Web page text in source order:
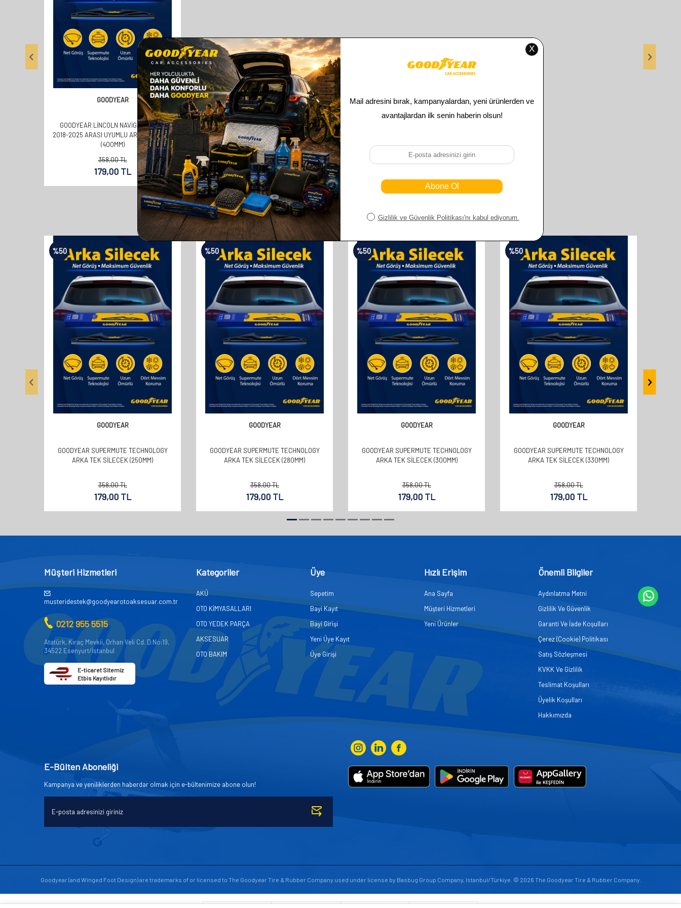
GOODYEAR
GOODYEAR LINCOLN NAVIGATOR SUV
2018-2025 ARASI UYUMLU ARKA SILECEK
(400MM)
358,00TL
179,00 TL
Benzer ürünler
%50
GOODYEAR
GOODYEAR SUPERMUTE TECHNOLOGY
ARKA TEK SİLECEK (250MM)
358,00TL
179,00 TL
%50
GOODYEAR
GOODYEAR SUPERMUTE TECHNOLOGY
ARKA TEK SİLECEK (280MM)
358,00TL
179,00 TL
%50
GOODYEAR
GOODYEAR SUPERMUTE TECHNOLOGY
ARKA TEK SİLECEK (300MM)
358,00TL
179,00 TL
%50
GOODYEAR
GOODYEAR SUPERMUTE TECHNOLOGY
ARKA TEK SİLECEK (330MM)
358,00TL
179,00 TL
Müşteri Hizmetleri
musteridestek@goodyearotoaksesuar.com.tr
0212 955 5515
Atatürk, Kıraç Mevkii, Orhan Veli Cd. D:No:19,
34522 Esenyurt/İstanbul
E-ticaret Sitemiz
Etbis Kayıtlıdır
Kategoriler
AKÜ
OTO KİMYASALLARI
OTO YEDEK PARÇA
AKSESUAR
OTO BAKIM
Üye
Sepetim
Bayi Kayıt
Bayi Girişi
Yeni Üye Kayıt
Üye Girişi
Hızlı Erişim
Ana Sayfa
Müşteri Hizmetleri
Yeni Ürünler
Önemli Bilgiler
Aydınlatma Metni
Gizlilik Ve Güvenlik
Garanti Ve İade Koşulları
Çerez (Cookie) Politikası
Satış Sözleşmesi
KVKK Ve Gizlilik
Teslimat Koşulları
Üyelik Koşulları
Hakkımızda
E-Bülten Aboneliği
Kampanya ve yeniliklerden haberdar olmak için e-bültenimize abone olun!
Goodyear (and Winged Foot Design) are trademarks of or licensed to The Goodyear Tire & Rubber Company used under license by Basbug Group Company, Istanbul/Türkiye. © 2026 The Goodyear Tire & Rubber Company.